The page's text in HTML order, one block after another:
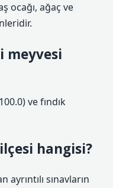
ocağı, ağaç ve
meyvesi
ve fındık
hangisi?
sınavların